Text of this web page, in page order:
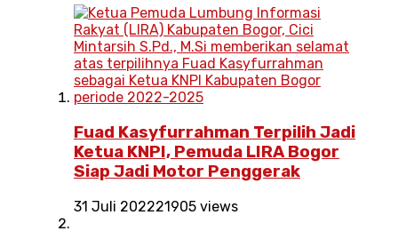
Fuad Kasyfurrahman Terpilih Jadi
Ketua KNPI, Pemuda LIRA Bogor
Siap Jadi Motor Penggerak
31 Juli 202221905 views